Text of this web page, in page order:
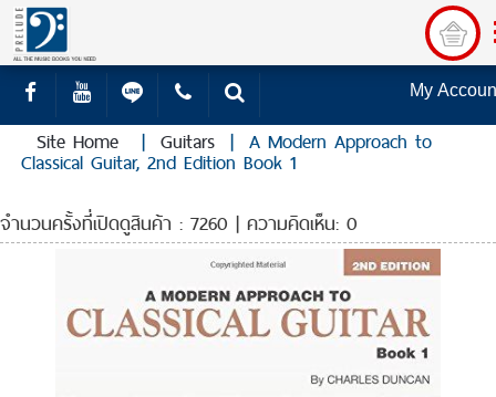
My
Site Home | Guitars | A Modern Approach to
Classical Guitar, 2nd Edition Book 1
จำนวนครั้งที่เปิดดูสินค้า : 7260 | ความคิดเห็น: 0